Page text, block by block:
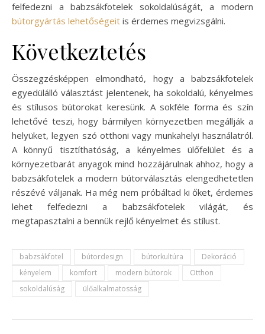
felfedezni a babzsákfotelek sokoldalúságát, a modern
bútorgyártás lehetőségeit is érdemes megvizsgálni.
Következtetés
Összegzésképpen elmondható, hogy a babzsákfotelek
egyedülálló választást jelentenek, ha sokoldalú, kényelmes
és stílusos bútorokat keresünk. A sokféle forma és szín
lehetővé teszi, hogy bármilyen környezetben megállják a
helyüket, legyen szó otthoni vagy munkahelyi használatról.
A könnyű tisztíthatóság, a kényelmes ülőfelület és a
környezetbarát anyagok mind hozzájárulnak ahhoz, hogy a
babzsákfotelek a modern bútorválasztás elengedhetetlen
részévé váljanak. Ha még nem próbáltad ki őket, érdemes
lehet felfedezni a babzsákfotelek világát, és
megtapasztalni a bennük rejlő kényelmet és stílust.
babzsákfotel bútordesign bútorkultúra
Dekoráció
kényelem
komfort modern bútorok
Otthon
sokoldalúság
ülőalkalmatosság